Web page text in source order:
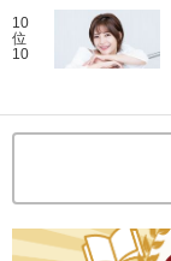
10
位
10